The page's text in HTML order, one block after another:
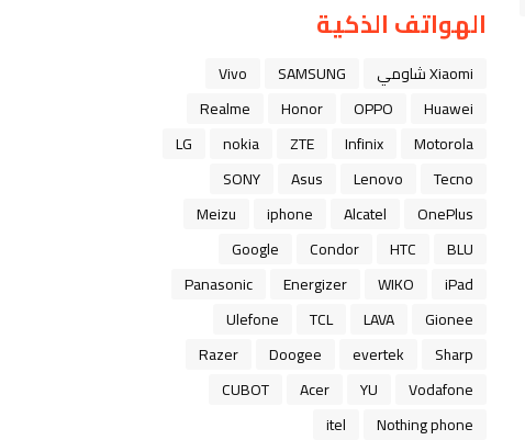
الهواتف الذكية
Xiaomi شاومي SAMSUNG
Vivo
Huawei
OPPO
Honor
Realme
Motorola
Infinix
ZTE
nokia
LG
Tecno
Lenovo
Asus
SONY
OnePlus
Alcatel
iphone
Meizu
BLU
HTC
Condor
Google
iPad
WIKO
Energizer
Panasonic
Gionee
LAVA
TCL
Ulefone
Sharp
evertek
Doogee
Razer
Vodafone
YU
Acer
CUBOT
Nothing phone
itel